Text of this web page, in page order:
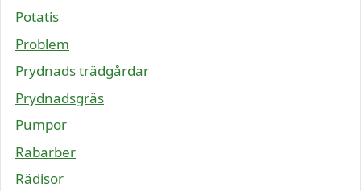
Potatis
Problem
Prydnads trädgårdar
Prydnadsgräs
Pumpor
Rabarber
Rädisor